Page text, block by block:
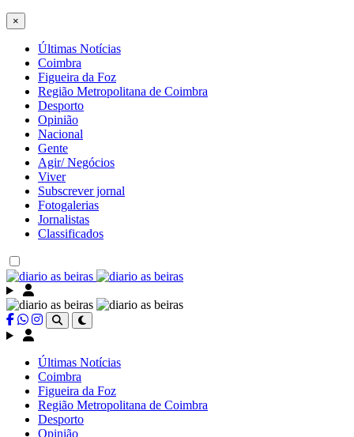
×
Últimas Notícias
Coimbra
Figueira da Foz
Região Metropolitana de Coimbra
Desporto
Opinião
Nacional
Gente
Agir/ Negócios
Viver
Subscrever jornal
Fotogalerias
Jornalistas
Classificados
Últimas Notícias
Coimbra
Figueira da Foz
Região Metropolitana de Coimbra
Desporto
Opinião